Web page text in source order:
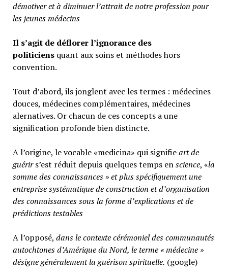
démotiver et à diminuer l’attrait de notre profession pour
les jeunes médecins
Il s’agit de déflorer l’ignorance des
politiciensquant aux soins et méthodes hors
convention.
Tout d’abord, ils jonglent avec les termes : médecines
douces, médecines complémentaires, médecines
alernatives. Or chacun de ces concepts a une
signification profonde bien distincte.
A l’origine, le vocable «medicina» qui signifieart de
guérirs’est réduit depuis quelques temps enscience, «la
somme des connaissances » et plus spécifiquement une
entreprise systématique de construction et d’organisation
des connaissances sous la forme d’explications et de
prédictions testables
A l’opposé, dans le contexte cérémoniel des communautés
autochtones d’Amérique du Nord, le terme « médecine »
désigne généralementla guérison spirituelle. (google)